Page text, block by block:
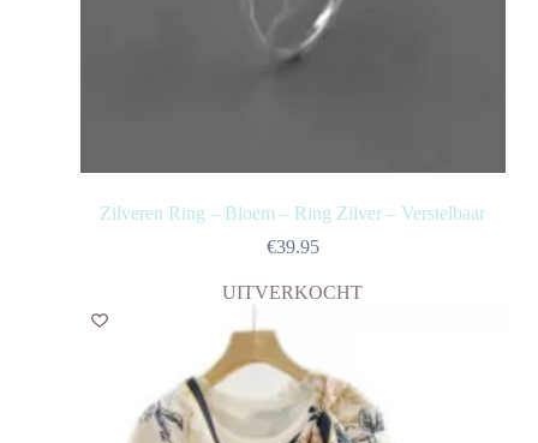
Zilveren Ring – Bloem – Ring Zilver – Verstelbaar
€39.95
UITVERKOCHT